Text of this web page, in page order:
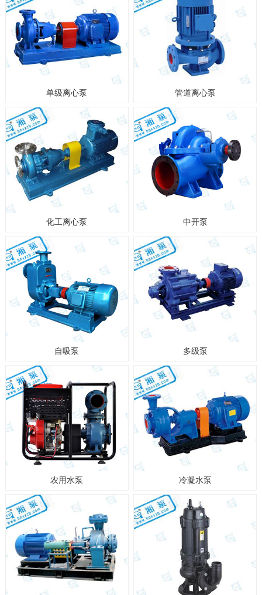
单级离心泵 管道离心泵
化工离心泵 中开泵
自吸泵 多级泵
农用水泵 冷凝水泵